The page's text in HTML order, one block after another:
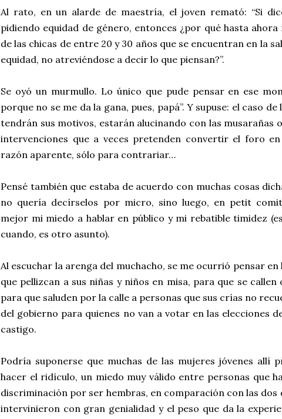
Al rato, en un alarde de maestría, el joven remató: “Si
pidiendo equidad de género, entonces ¿por qué hasta
de las chicas de entre 20 y 30 años que se encuentran en la
equidad, no atreviéndose a decir lo que piensan?”.
Se oyó un murmullo. Lo único que pude pensar en ese
porque no se me da la gana, pues, papá”. Y supuse: el caso
tendrán sus motivos, estarán alucinando con las musarañas
intervenciones que a veces pretenden convertir el foro
razón aparente, sólo para contrariar…
Pensé también que estaba de acuerdo con muchas cosas
no quería decírselos por micro, sino luego, en petit
mejor mi miedo a hablar en público y mi rebatible timidez
cuando, es otro asunto).
Al escuchar la arenga del muchacho, se me ocurrió pensar
que pellizcan a sus niñas y niños en misa, para que se
para que saluden por la calle a personas que sus crías no
del gobierno para quienes no van a votar en las elecciones
castigo.
Podría suponerse que muchas de las mujeres jóvenes allí
hacer el ridículo, un miedo muy válido entre personas que
discriminación por ser hembras, en comparación con las dos
intervinieron con gran genialidad y el peso que da la